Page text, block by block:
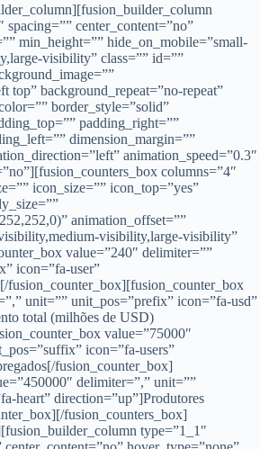
spacing=”” center_content=”no”
min_height=”” hide_on_mobile=”small-
visibility” class=”” id=””
top” background_repeat=”no-repeat”
border_style=”solid”
padding_right=””
dimension_margin=””
animation_speed=”0.3″
columns=”4″
icon_size=”” icon_top=”yes”
animation_offset=””
visibility,large-visibility”
value=”240″ delimiter=””
icon=”fa-user”
fusion_counter_box][fusion_counter_box
unit=”” unit_pos=”prefix” icon=”fa-usd”
total (milhões de USD)
value=”75000″
icon=”fa-users”
fusion_counter_box]
delimiter=”,” unit=””
heart” direction=”up”]Produtores
fusion_counters_box]
type=”1_1″